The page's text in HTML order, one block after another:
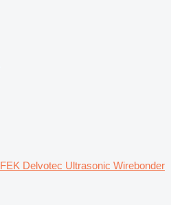
FEK Delvotec Ultrasonic Wirebonder